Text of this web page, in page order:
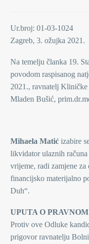
Ur.broj: 01-03-1024
Zagreb, 3. ožujka 2021.
Na temelju članka 19.
povodom raspisanog
2021., ravnatelj
Mladen Bušić,
Mihaela Matić izabire
likvidator ulaznih
vrijeme, radi zamjene
financijsko materijalno
Duh“.
UPUTA O
Protiv ove Odluke
prigovor ravnatelju